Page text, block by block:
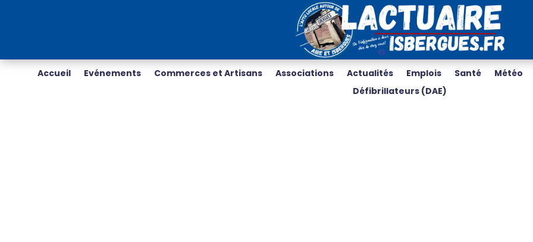
Accueil Evénements Commerces et Artisans Associations Actualités Emplois Santé
Météo
Défibrillateurs (DAE)